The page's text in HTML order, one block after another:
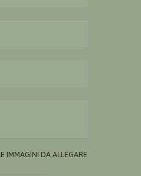
IMMAGINI DA ALLEGARE AL